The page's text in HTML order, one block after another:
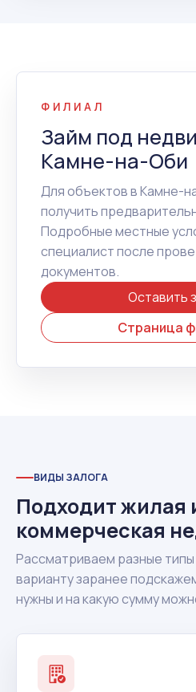
ФИЛИАЛ
Займ под
Камне-на-Оби
Для объектов в Камне-
получить
Подробные местные
специалист после
документов.
Оставить
Страница
ВИДЫ ЗАЛОГА
Подходит жилая
коммерческая
Рассматриваем разные
варианту заранее
нужны и на какую сумму